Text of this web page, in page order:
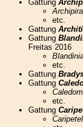
Gattung
etc.
Gattung
Gattung
Freitas 2016
etc.
Gattung
Gattung
etc.
Gattung